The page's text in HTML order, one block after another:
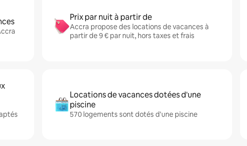
Prix par nuit à partir de
Accra propose des locations de vacances à
partir de 9 € par nuit, hors taxes et frais
Locations de vacances dotées d'une
piscine
570 logements sont dotés d'une piscine